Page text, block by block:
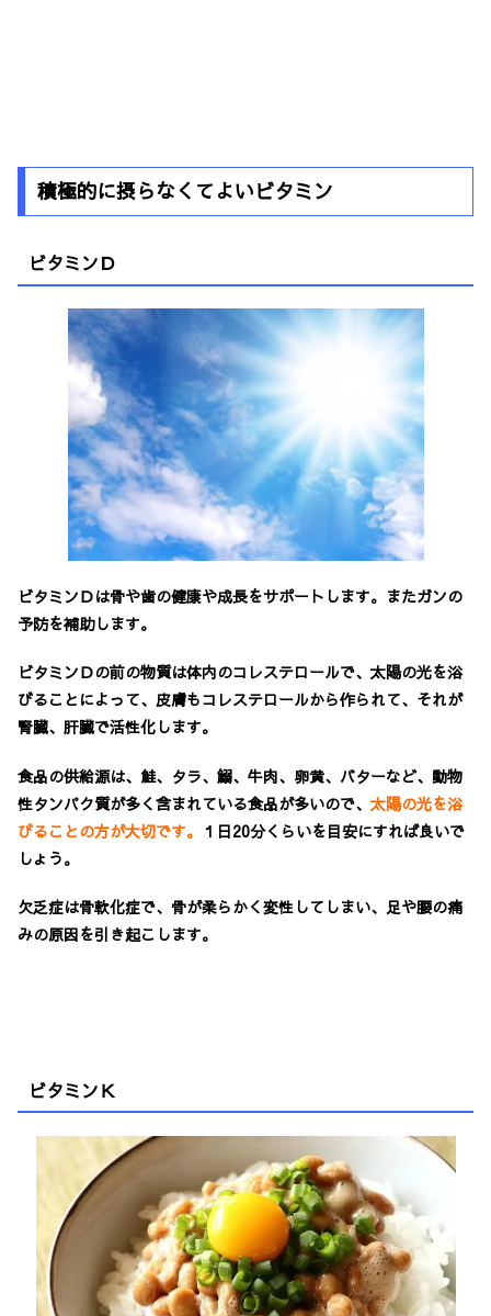
積極的に摂らなくてよいビタミン
ビタミンＤ
ビタミンＤは骨や歯の健康や成長をサポートします。 またガンの
予防を補助します。
ビタミンＤの前の物質は体内のコレステロールで、太陽の光を浴
びることによって、皮膚もコレステロールから作られて、それが
腎臓、肝臓で活性化します。
食品の供給源は、鮭、タラ、鰯、牛肉、卵黄、バターなど、動物
性タンパク質が多く含まれている食品が多いので、 太陽の光を浴
びることの方が大切です。 １日20分くらいを目安にすれば良いで
しょう。
欠乏症は骨軟化症で、骨が柔らかく変性してしまい、足や腰の痛
みの原因を引き起こします。
ビタミンＫ